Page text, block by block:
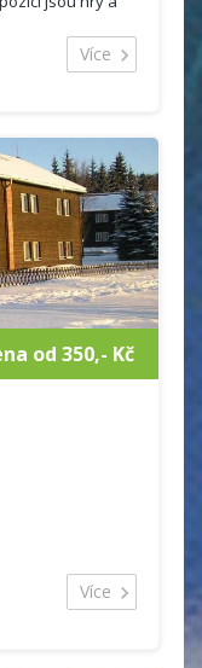
Více
od 350,- Kč
Více